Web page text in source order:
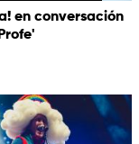
en conversación